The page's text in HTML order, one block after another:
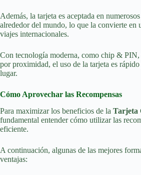
Además, la tarjeta es aceptada en
alrededor del mundo, lo que la convierte en
viajes internacionales.
Con tecnología moderna, como chip &
por proximidad, el uso de la tarjeta es
lugar.
Cómo Aprovechar las Recompensas
Para maximizar los beneficios de la Tarjeta
fundamental entender cómo utilizar las
eficiente.
A continuación, algunas de las mejores
ventajas: